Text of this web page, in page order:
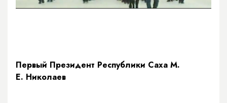
Первый Президент Республики Саха М.
Е. Николаев